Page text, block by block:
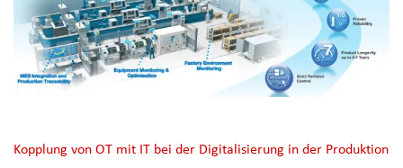
Kopplung von OT mit IT bei der Digitalisierung in der Produktion